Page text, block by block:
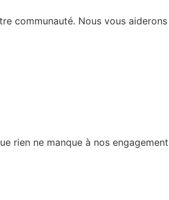
communauté. Nous vous
rien ne manque à nos